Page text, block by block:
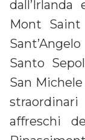
Mont
Santo
San
affreschi